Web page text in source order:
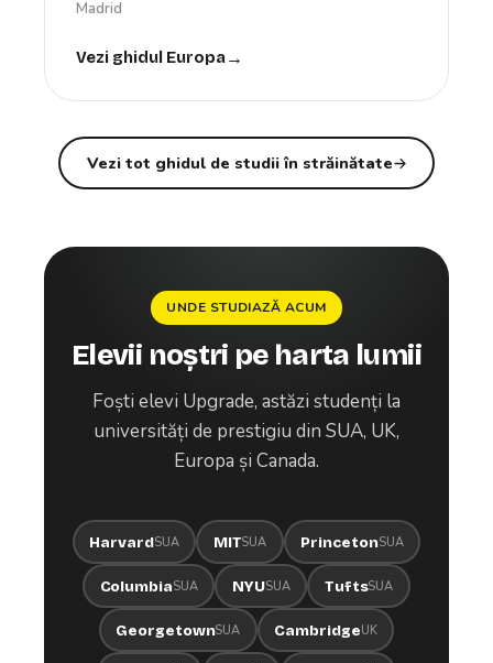
Madrid
Vezi ghidul Europa
Vezi tot ghidul de studii în străinătate
UNDE STUDIAZĂ ACUM
Elevii noștri pe harta lumii
Foști elevi Upgrade, astăzi studenți la
universități de prestigiu din SUA, UK,
Europa și Canada.
HarvardSUA MITSUA PrincetonSUA
ColumbiaSUA NYUSUA TuftsSUA
GeorgetownSUA CambridgeUK